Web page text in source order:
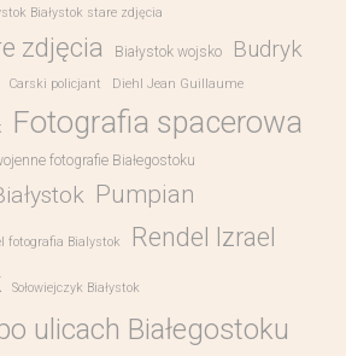
Białystok stare zdjęcia
zdjęcia Białystok wojsko Budryk
Carski policjant Diehl Jean Guillaume
Fotografia spacerowa
fotografie Białegostoku
Pumpian
fotografia Bialystok Rendel Izrael
Sołowiejczyk Białystok
ulicach Białegostoku